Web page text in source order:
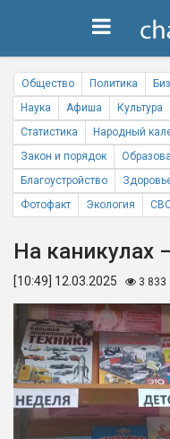
Общество Политика
Наука
Афиша Культура
Статистика
Народный
Закон и порядок
Благоустройство
Фотофакт
Экология
На каникулах
[10:49] 12.03.2025 3 833